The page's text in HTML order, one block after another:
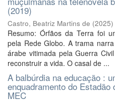
(2019)
Castro, Beatriz Martins de (2025)
Resumo: Órfãos da Terra foi
pela Rede Globo. A trama
árabe vitimada pela Guerra
reconstruir a vida. O casal de ...
A balbúrdia na educação :
enquadramento do
MEC